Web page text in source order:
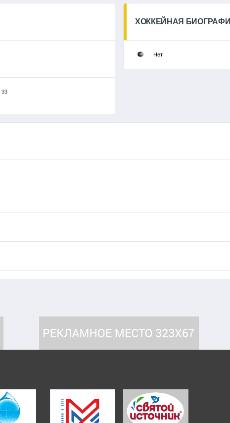
33
ХОККЕЙНАЯ
Нет